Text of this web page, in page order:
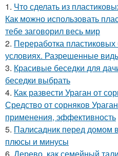
1. Что сделать из
Как можно использовать
тебе заговорил весь мир
2. Переработка
условиях. Разрешенные
3. Красивые беседки для
беседки выбрать
4. Как развести Ураган от
Средство от сорняков
применения, эффективность
5. Палисадник перед домом
плюсы и минусы
6. Дерево, как семейный